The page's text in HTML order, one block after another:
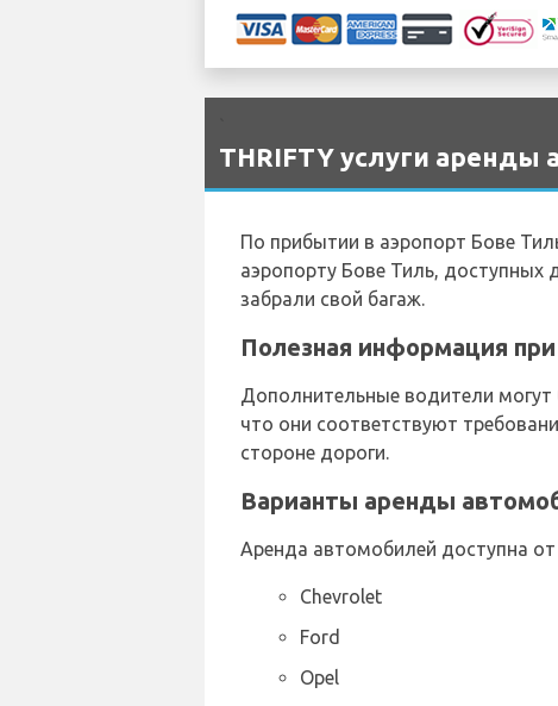
THRIFTY услуги аренды
По прибытии в аэропорт Бове
аэропорту Бове Тиль, доступных
забрали свой багаж.
Полезная информация
Дополнительные водители
что они соответствуют
стороне дороги.
Варианты аренды
Аренда автомобилей доступна
Chevrolet
Ford
Opel